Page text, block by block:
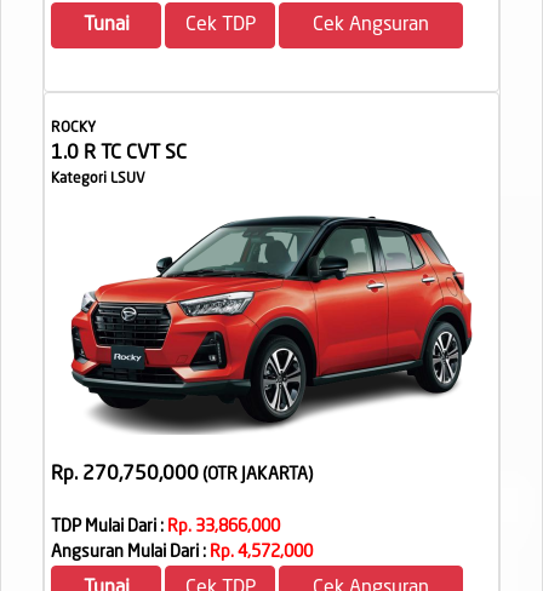
Tunai Cek TDP Cek Angsuran
ROCKY
1.0 R TC CVT SC
Kategori LSUV
Rp. 270,750,000 (OTR JAKARTA)
TDP Mulai Dari : Rp. 33,866,000
Angsuran Mulai Dari : Rp. 4,572,000